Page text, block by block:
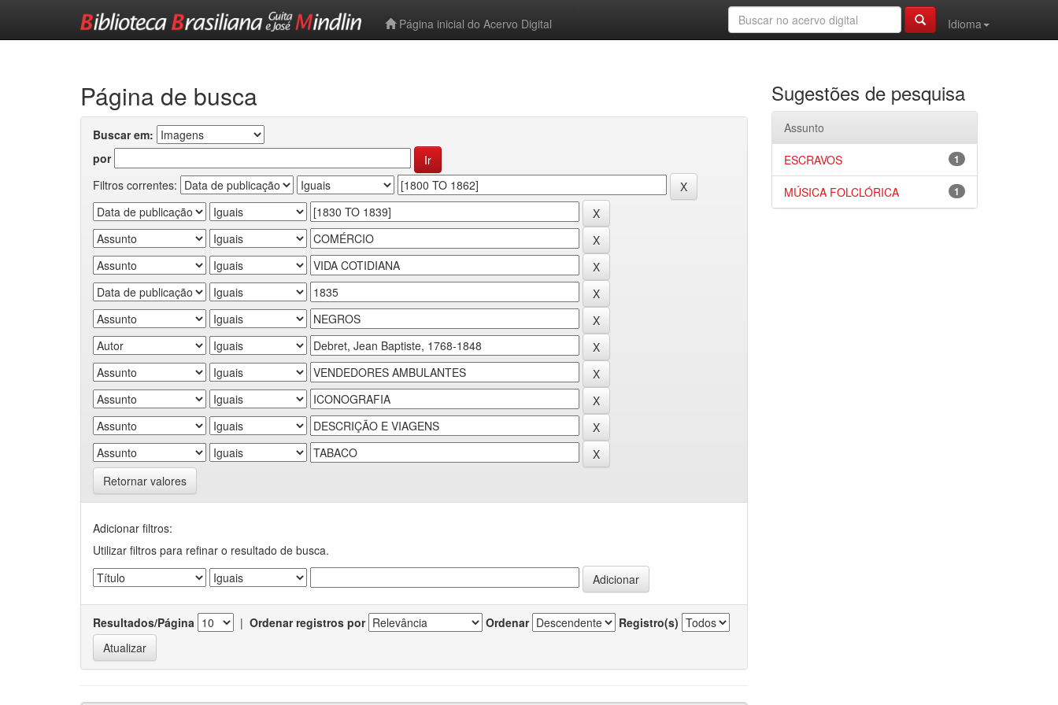
Página inicial do Acervo Digital
Idioma
Página de busca
Buscar em:
por
Filtros correntes:
Retornar valores
Adicionar filtros:
Utilizar filtros para refinar o resultado de busca.
Resultados/Página | Ordenar registros por Ordenar Registro(s)
Sugestões de pesquisa
Assunto
1
ESCRAVOS
1
MÚSICA FOLCLÓRICA